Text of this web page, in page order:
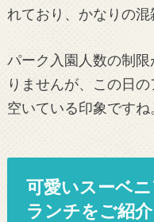
れており、かなりの混
パーク入園人数の制
りませんが、この日
空いている印象ですね
可愛いスーベ
ランチをご紹介